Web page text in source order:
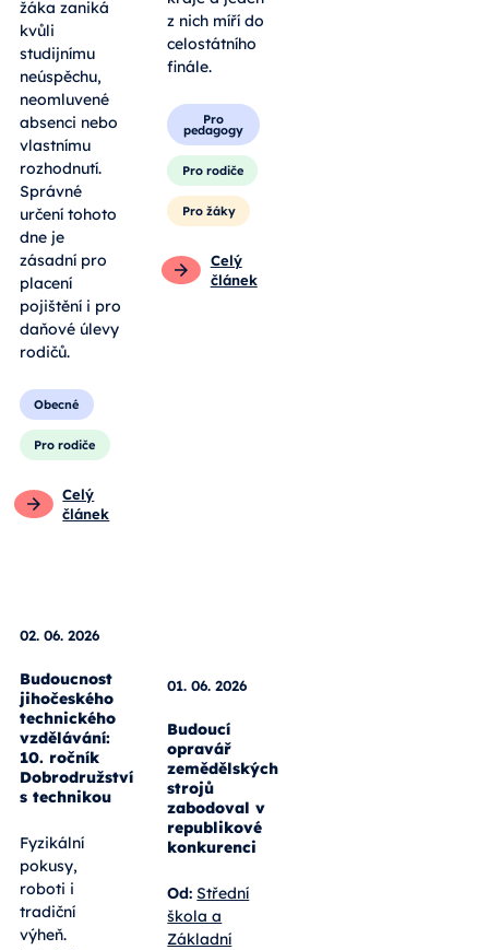
žáka zaniká
kvůli
studijnímu
neúspěchu,
neomluvené
absenci nebo
vlastnímu
rozhodnutí.
Správné
určení tohoto
dne je
zásadní pro
placení
pojištění i pro
daňové úlevy
rodičů.
Obecné
Pro rodiče
Celý
článek
z nich míří do
celostátního
finále.
Pro
pedagogy
Pro rodiče
Pro žáky
Celý
článek
02. 06. 2026
Budoucnost
technického
vzdělávání:
10. ročník
Dobrodružství
s technikou
01. 06. 2026
Budoucí
opravář
zemědělských
strojů
zabodoval v
republikové
konkurenci
Od: Střední
škola a
Základní